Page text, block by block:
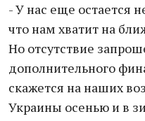
- У нас еще остается
что нам хватит на
Но отсутствие
дополнительного
скажется на наших
Украины осенью и в